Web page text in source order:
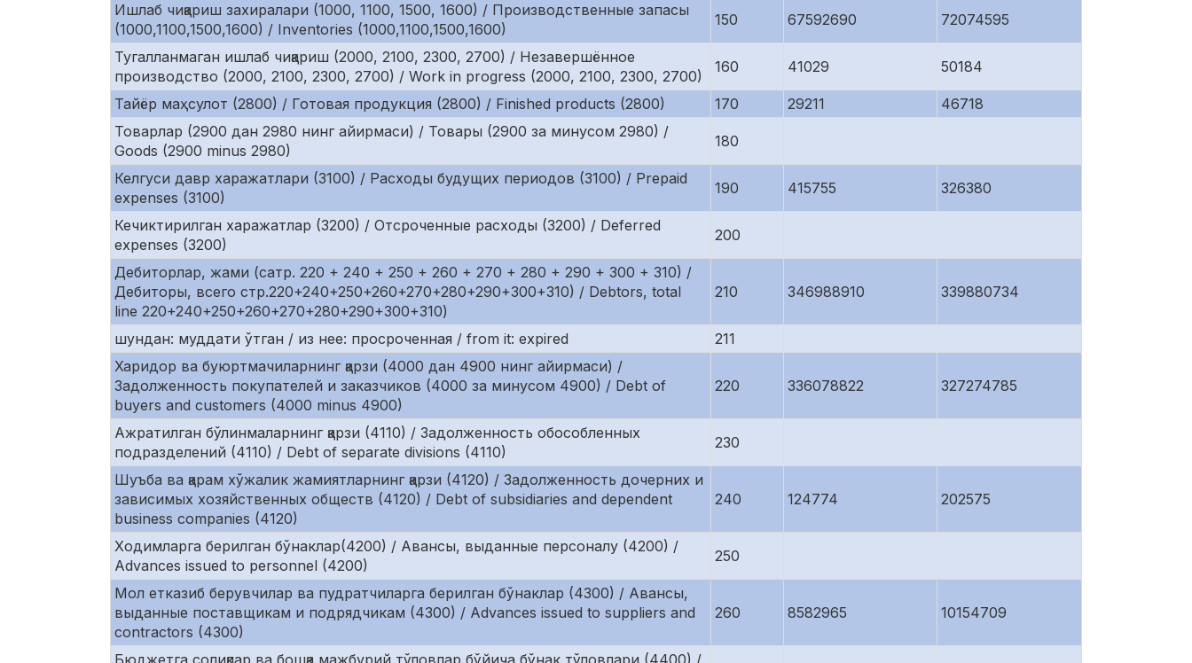
Ишлаб чиқариш захиралари (1000, 1100, 1500, 1600) / Производственные запасы
(1000,1100,1500,1600) / Inventories (1000,1100,1500,1600)
150 67592690 72074595
Тугалланмаган ишлаб чиқариш (2000, 2100, 2300, 2700) / Незавершённое
производство (2000, 2100, 2300, 2700) / Work in progress (2000, 2100, 2300, 2700)
160 41029 50184
Тайёр маҳсулот (2800) / Готовая продукция (2800) / Finished products (2800) 170 29211
46718
Товарлар (2900 дан 2980 нинг айирмаси) / Товары (2900 за минусом 2980) /
Goods (2900 minus 2980)
180
Келгуси давр харажатлари (3100) / Расходы будущих периодов (3100) / Prepaid
expenses (3100)
190 415755 326380
Кечиктирилган харажатлар (3200) / Отсроченные расходы (3200) / Deferred
expenses (3200)
200
Дебиторлар, жами (сатр. 220 + 240 + 250 + 260 + 270 + 280 + 290 + 300 + 310) /
Дебиторы, всего стр.220+240+250+260+270+280+290+300+310) / Debtors, total
line 220+240+250+260+270+280+290+300+310)
210 346988910 339880734
шундан: муддати ўтган / из нее: просроченная / from it: expired
211
Харидор ва буюртмачиларнинг қарзи (4000 дан 4900 нинг айирмаси) /
Задолженность покупателей и заказчиков (4000 за минусом 4900) / Debt of
buyers and customers (4000 minus 4900)
220 336078822 327274785
Ажратилган бўлинмаларнинг қарзи (4110) / Задолженность обособленных
подразделений (4110) / Debt of separate divisions (4110)
230
Шуъба ва қарам хўжалик жамиятларнинг қарзи (4120) / Задолженность дочерних и
зависимых хозяйственных обществ (4120) / Debt of subsidiaries and dependent
business companies (4120)
240 124774 202575
Ходимларга берилган бўнаклар(4200) / Авансы, выданные персоналу (4200) /
Advances issued to personnel (4200)
250
Мол етказиб берувчилар ва пудратчиларга берилган бўнаклар (4300) / Авансы,
выданные поставщикам и подрядчикам (4300) / Advances issued to suppliers and
contractors (4300)
260 8582965 10154709
Бюджетга солиқлар ва бошқа мажбурий тўловлар бўйича бўнак тўловлари (4400) /